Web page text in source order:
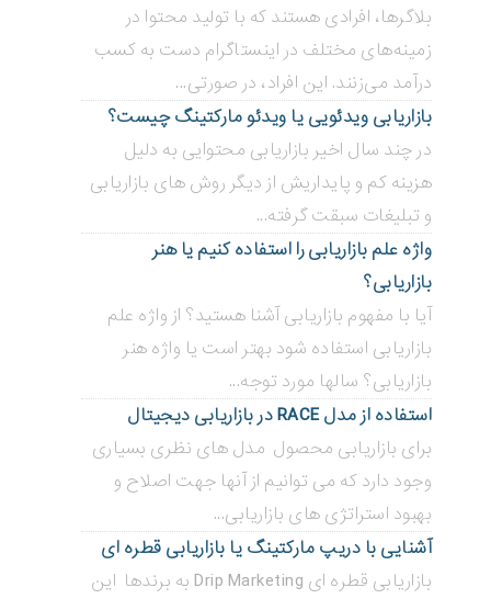
بلاگر‌ها، افرادی هستند که با تولید محتوا در
زمینه‌های مختلف در اینستاگرام دست به کسب
درآمد می‌زنند. این افراد، در صورتی...
بازاریابی ویدئویی ‌یا ویدئو مارکتینگ چیست؟
در چند سال اخیر بازاریابی محتوایی به دلیل
هزینه کم و پایداریش از دیگر روش های بازاریابی
و تبلیغات سبقت گرفته...
واژه علم بازاریابی را استفاده کنیم یا هنر
بازاریابی؟
آیا با مفهوم بازاریابی آشنا هستید؟ از واژه علم
بازاریابی استفاده شود بهتر است یا واژه هنر
بازاریابی؟ سالها مورد توجه...
استفاده از مدل RACE در بازاریابی دیجیتال
برای بازاریابی محصول مدل های نظری بسیاری
وجود دارد که می توانیم از آنها جهت اصلاح و
بهبود استراتژی های بازاریابی...
آشنایی با دریپ مارکتینگ یا بازاریابی قطره ای
بازاریابی قطره ای Drip Marketing به برندها این